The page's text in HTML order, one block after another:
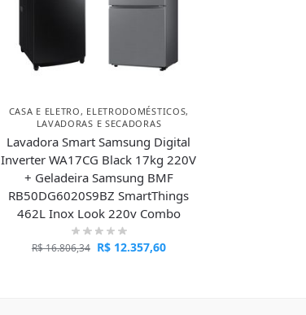
CASA E ELETRO , ELETRODOMÉSTICOS,
LAVADORAS E SECADORAS
Lavadora Smart Samsung Digital
Inverter WA17CG Black 17kg 220V
+ Geladeira Samsung BMF
RB50DG6020S9BZ SmartThings
462L Inox Look 220v Combo
R$16.806,34 R$12.357,60